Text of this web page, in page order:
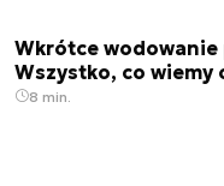
Wkrótce wodowanie
Wszystko, co wiemy
8 min.